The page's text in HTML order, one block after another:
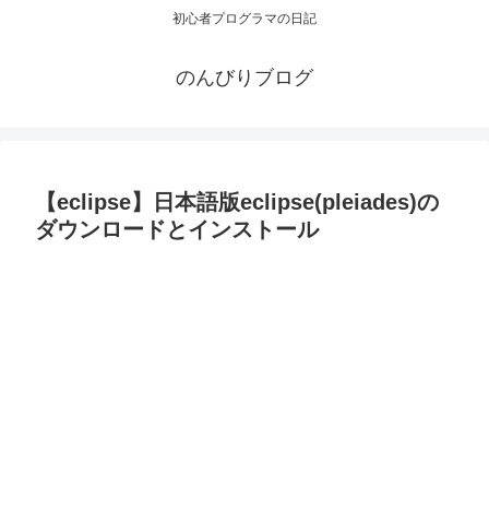
初心者プログラマの日記
のんびりブログ
【eclipse】日本語版eclipse(pleiades)の
ダウンロードとインストール